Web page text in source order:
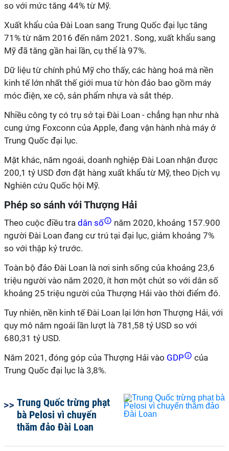
so với mức tăng 44% từ Mỹ.
Xuất khẩu của Đài Loan sang Trung Quốc đại lục tăng
71% từ năm 2016 đến năm 2021. Song, xuất khẩu sang
Mỹ đã tăng gần hai lần, cụ thể là 97%.
Dữ liệu từ chính phủ Mỹ cho thấy, các hàng hoá mà nền
kinh tế lớn nhất thế giới mua từ hòn đảo bao gồm máy
móc điện, xe cộ, sản phẩm nhựa và sắt thép.
Nhiều công ty có trụ sở tại Đài Loan - chẳng hạn như nhà
cung ứng Foxconn của Apple, đang vận hành nhà máy ở
Trung Quốc đại lục.
Mặt khác, năm ngoái, doanh nghiệp Đài Loan nhận được
200,1 tỷ USD đơn đặt hàng xuất khẩu từ Mỹ, theo Dịch vụ
Nghiên cứu Quốc hội Mỹ.
Phép so sánh với Thượng Hải
Theo cuộc điều tra dân số
năm 2020, khoảng 157.900
người Đài Loan đang cư trú tại đại lục, giảm khoảng 7%
so với thập kỷ trước.
Toàn bộ đảo Đài Loan là nơi sinh sống của khoảng 23,6
triệu người vào năm 2020, ít hơn một chút so với dân số
khoảng 25 triệu người của Thượng Hải vào thời điểm đó.
Tuy nhiên, nền kinh tế Đài Loan lại lớn hơn Thượng Hải, với
quy mô năm ngoái lần lượt là 781,58 tỷ USD so với
680,31 tỷ USD.
Năm 2021, đóng góp của Thượng Hải vào GDP
của
Trung Quốc đại lục là 3,8%.
Trung Quốc trừng phạt
bà Pelosi vì chuyến
thăm đảo Đài Loan